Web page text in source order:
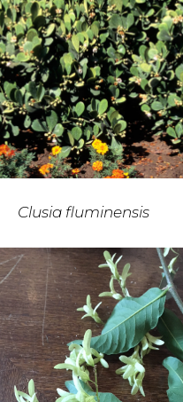
Clusia fluminensis